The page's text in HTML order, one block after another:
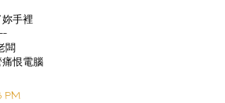
手裡
闆
恨電腦
PM